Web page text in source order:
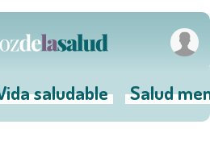
saludable Salud